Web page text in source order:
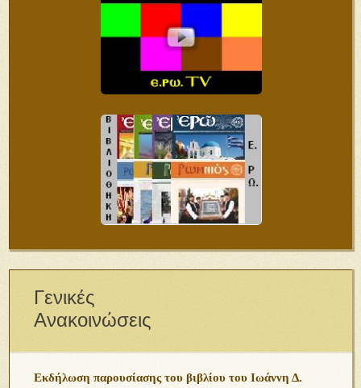
Γενικές
Ανακοινώσεις
Εκδήλωση παρουσίασης του βιβλίου του Ιωάννη Δ.